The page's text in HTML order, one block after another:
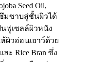
Seed Oil,
ซึมซาบสู่ชั้นผิวได้
ฟูเซลล์ผิวหนัง
ผิวอ่อนเยาว์ด้วย
ะ Rice Bran ซึ่ง